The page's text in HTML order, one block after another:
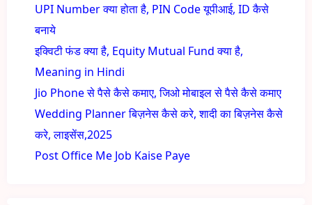
UPI Number क्या होता है, PIN Code यूपीआई, ID कैसे
बनाये
इक्विटी फंड क्या है, Equity Mutual Fund क्या है,
Meaning in Hindi
Jio Phone से पैसे कैसे कमाए, जिओ मोबाइल से पैसे कैसे कमाए
Wedding Planner बिज़नेस कैसे करे, शादी का बिज़नेस कैसे
करे, लाइसेंस,2025
Post Office Me Job Kaise Paye